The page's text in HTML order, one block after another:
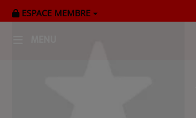
ESPACE MEMBRE